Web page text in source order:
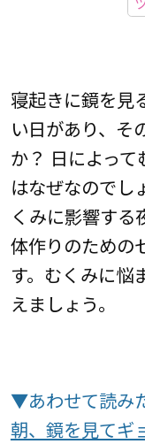
寝起きに鏡を見
い日があり、そ
か？ 日によっ
はなぜなのでし
くみに影響する
体作りのための
す。むくみに悩
えましょう。
▼あわせて読み
朝、鏡を見てギ